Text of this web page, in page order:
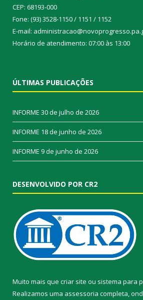
CEP: 68193-000
Fone: (93) 3528-1150 / 1151 / 1152
E-mail:
Horário de atendimento: 07:00 às 13:00
ÚLTIMAS PUBLICAÇÕES
INFORME 30 de julho de 2026
INFORME 18 de junho de 2026
INFORME 9 de junho de 2026
DESENVOLVIDO POR CR2
Muito mais que criar site ou sistema para
Realizamos uma assessoria completa,